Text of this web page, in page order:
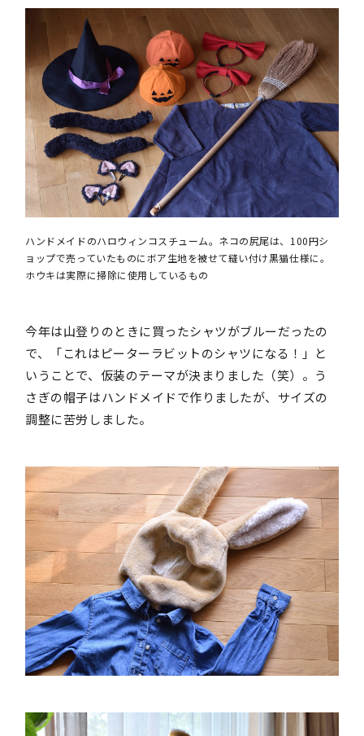
ハンドメイドのハロウィンコスチューム。ネコの尻尾は、100円シ
ョップで売っていたものにボア生地を被せて縫い付け黒猫仕様に。
ホウキは実際に掃除に使用しているもの
今年は山登りのときに買ったシャツがブルーだったの
で、「これはピーターラビットのシャツになる！」と
いうことで、仮装のテーマが決まりました（笑）。う
さぎの帽子はハンドメイドで作りましたが、サイズの
調整に苦労しました。